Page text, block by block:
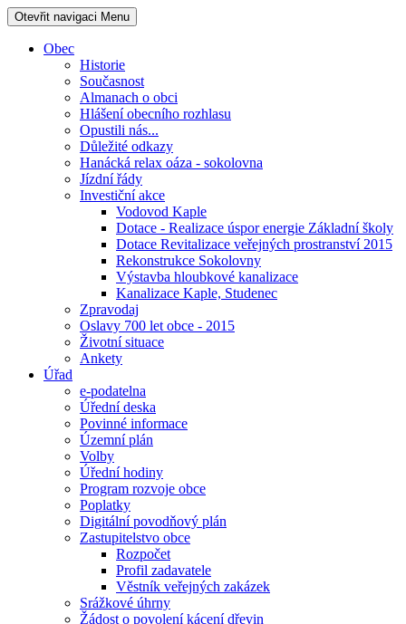
Otevřit navigaci Menu
Obec
Historie
Současnost
Almanach o obci
Hlášení obecního rozhlasu
Opustili nás...
Důležité odkazy
Hanácká relax oáza - sokolovna
Jízdní řády
Investiční akce
Vodovod Kaple
Dotace - Realizace úspor energie Základní školy
Dotace Revitalizace veřejných prostranství 2015
Rekonstrukce Sokolovny
Výstavba hloubkové kanalizace
Kanalizace Kaple, Studenec
Zpravodaj
Oslavy 700 let obce - 2015
Životní situace
Ankety
Úřad
e-podatelna
Úřední deska
Povinné informace
Územní plán
Volby
Úřední hodiny
Program rozvoje obce
Poplatky
Digitální povodňový plán
Zastupitelstvo obce
Rozpočet
Profil zadavatele
Věstník veřejných zakázek
Srážkové úhrny
Žádost o povolení kácení dřevin